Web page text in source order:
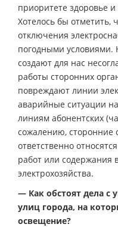
приоритете здоровье
Хотелось бы отметить,
отключения
погодными условиями.
создают для нас
работы сторонних
повреждают линии
аварийные ситуации
линиям абонентских
сожалению, сторонние
ответственно
работ или содержания
электрохозяйства.
— Как обстоят дела с
улиц города, на
освещение?